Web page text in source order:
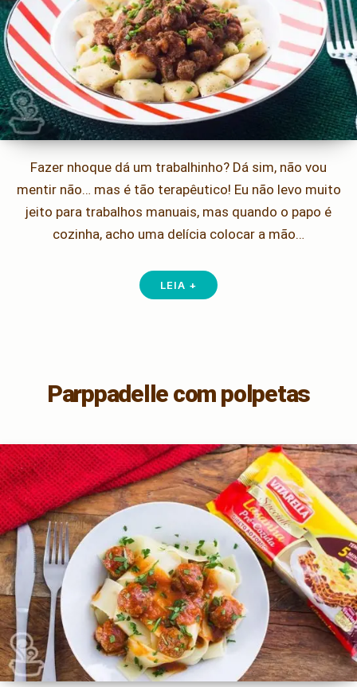
Fazer nhoque dá um trabalhinho? Dá sim, não vou
mentir não… mas é tão terapêutico! Eu não levo muito
jeito para trabalhos manuais, mas quando o papo é
cozinha, acho uma delícia colocar a mão…
LEIA +
Parppadelle com polpetas